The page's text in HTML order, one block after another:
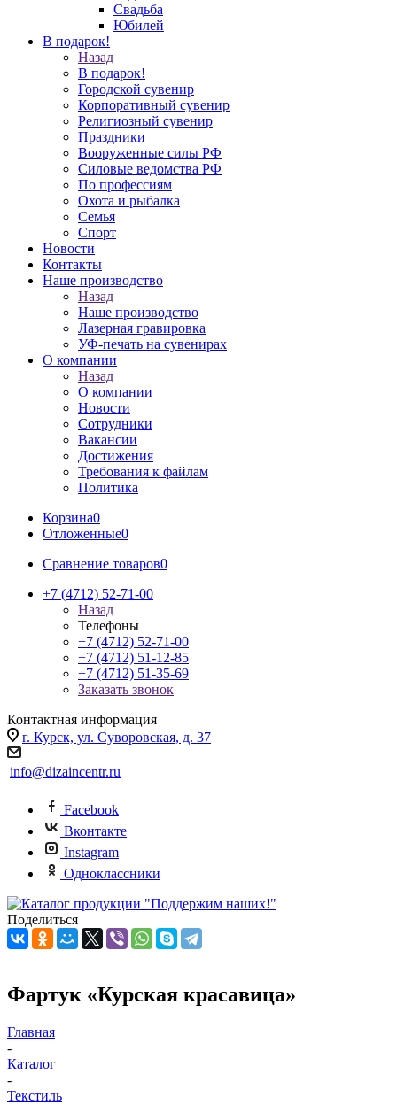
Свадьба
Юбилей
В подарок!
Назад
В подарок!
Городской сувенир
Корпоративный сувенир
Религиозный сувенир
Праздники
Вооруженные силы РФ
Силовые ведомства РФ
По профессиям
Охота и рыбалка
Семья
Спорт
Новости
Контакты
Наше производство
Назад
Наше производство
Лазерная гравировка
УФ-печать на сувенирах
О компании
Назад
О компании
Новости
Сотрудники
Вакансии
Достижения
Требования к файлам
Политика
Корзина0
Отложенные0
Сравнение товаров0
+7 (4712) 52-71-00
Назад
Телефоны
+7 (4712) 52-71-00
+7 (4712) 51-12-85
+7 (4712) 51-35-69
Заказать звонок
Контактная информация
г. Курск, ул. Суворовская, д. 37
info@dizaincentr.ru
Facebook
Вконтакте
Instagram
Одноклассники
Поделиться
Фартук «Курская красавица»
Главная
-
Каталог
-
Текстиль